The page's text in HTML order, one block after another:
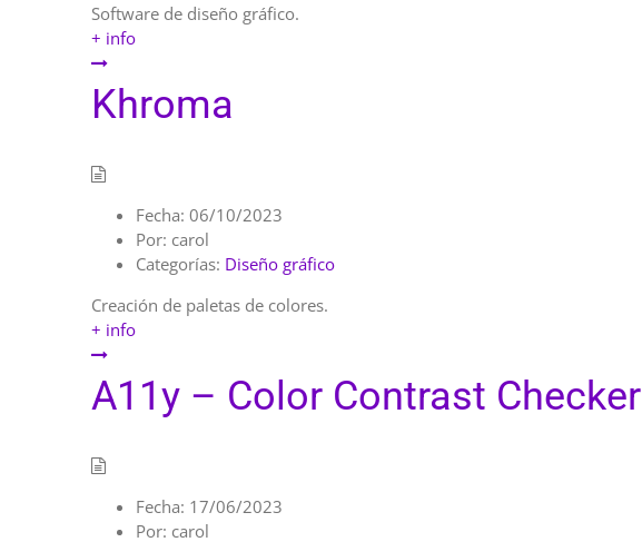
Software de diseño gráfico.
+ info
Khroma
Fecha: 06/10/2023
Por: carol
Categorías: Diseño gráfico
Creación de paletas de colores.
+ info
A11y – Color Contrast Checker
Fecha: 17/06/2023
Por: carol